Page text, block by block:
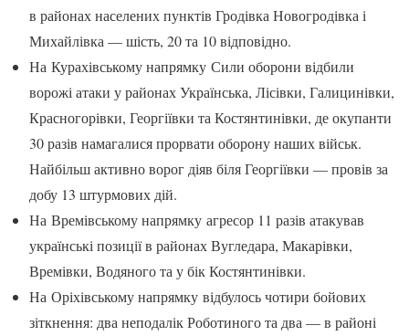
в районах населених пунктів Гродівка Новогродівка і
Михайлівка — шість, 20 та 10 відповідно.
На Курахівському напрямку Сили оборони відбили
ворожі атаки у районах Українська, Лісівки, Галицинівки,
Красногорівки, Георгіївки та Костянтинівки, де окупанти
30 разів намагалися прорвати оборону наших військ.
Найбільш активно ворог діяв біля Георгіївки — провів за
добу 13 штурмових дій.
На Времівському напрямку агресор 11 разів атакував
українські позиції в районах Вугледара, Макарівки,
Времівки, Водяного та у бік Костянтинівки.
На Оріхівському напрямку відбулось чотири бойових
зіткнення: два неподалік Роботиного та два — в районі